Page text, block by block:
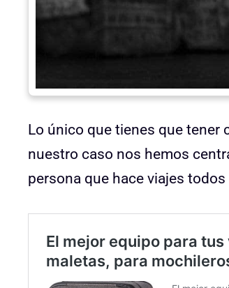
Lo único que tienes que tener
nuestro caso nos hemos
persona que hace viajes todos